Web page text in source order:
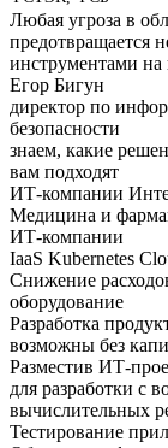
Любая угроза в
предотвращается
инструментами
Егор Бигун
директор по
безопасности
знаем, какие
вам подходят
ИТ-компании
Медицина и
ИТ-компании
IaaS Kubernetes
Снижение
оборудование
Разработка
возможны без
Разместив ИТ-
для разработки с
вычислительных
Тестирование